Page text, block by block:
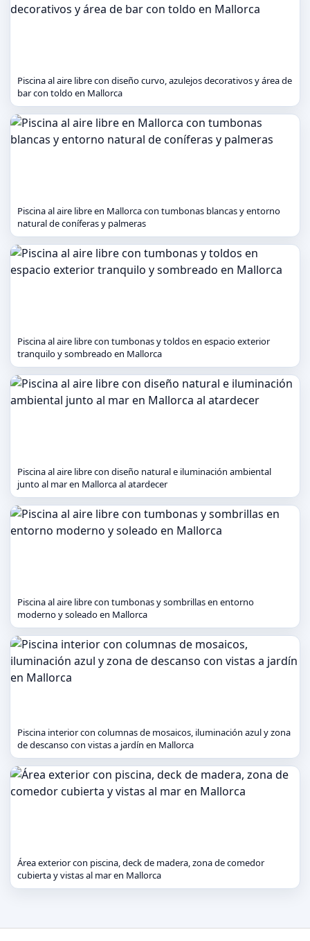
Piscina al aire libre con diseño curvo, azulejos decorativos y área de
bar con toldo en Mallorca
Piscina al aire libre en Mallorca con tumbonas blancas y entorno
natural de coníferas y palmeras
Piscina al aire libre con tumbonas y toldos en espacio exterior
tranquilo y sombreado en Mallorca
Piscina al aire libre con diseño natural e iluminación ambiental
junto al mar en Mallorca al atardecer
Piscina al aire libre con tumbonas y sombrillas en entorno
moderno y soleado en Mallorca
Piscina interior con columnas de mosaicos, iluminación azul y zona
de descanso con vistas a jardín en Mallorca
Área exterior con piscina, deck de madera, zona de comedor
cubierta y vistas al mar en Mallorca